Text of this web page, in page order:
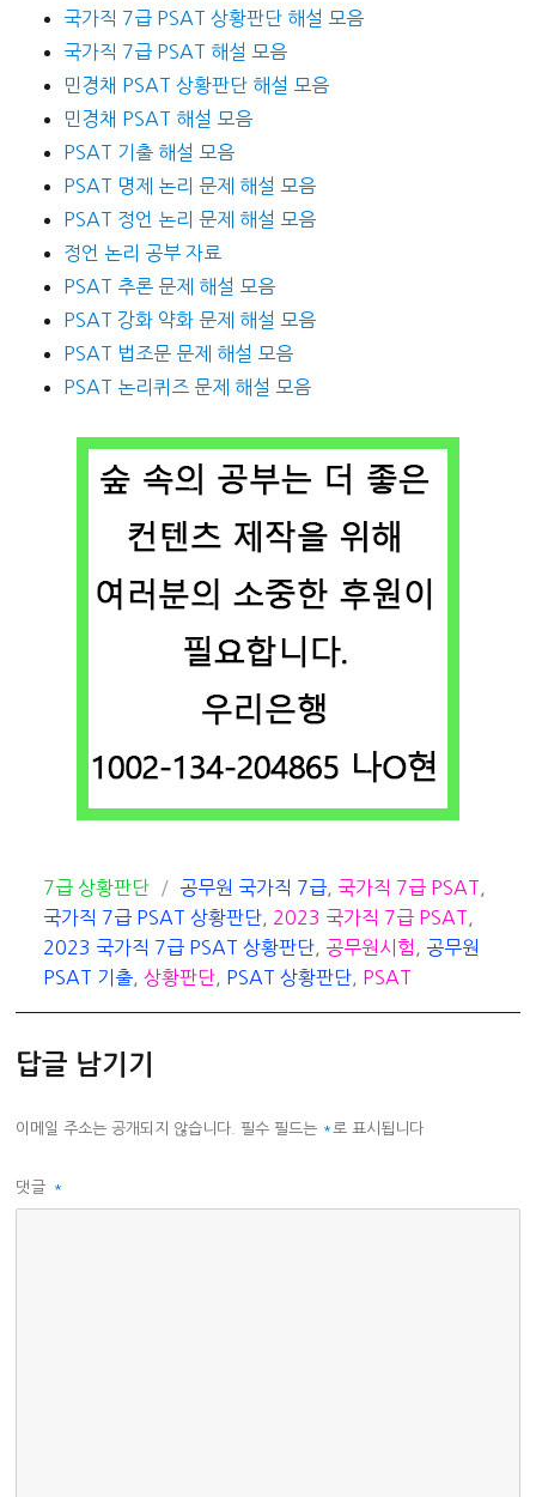
국가직 7급 PSAT 상황판단 해설 모음
국가직 7급 PSAT 해설 모음
민경채 PSAT 상황판단 해설 모음
민경채 PSAT 해설 모음
PSAT 기출 해설 모음
PSAT 명제 논리 문제 해설 모음
PSAT 정언 논리 문제 해설 모음
정언 논리 공부 자료
PSAT 추론 문제 해설 모음
PSAT 강화 약화 문제 해설 모음
PSAT 법조문 문제 해설 모음
PSAT 논리퀴즈 문제 해설 모음
카
테
고
리
7급 상황판단
태
그
공무원 국가직 7급, 국가직 7급 PSAT
국가직 7급 PSAT 상황판단
2023 국가직 7급 PSAT
2023 국가직 7급 PSAT 상황판단
공무원시험
공무원
PSAT 기출 ,상황판단 PSAT 상황판단 PSAT
답글 남기기
이메일 주소는 공개되지 않습니다. 필수 필드는 * 로 표시됩니다
댓글 *